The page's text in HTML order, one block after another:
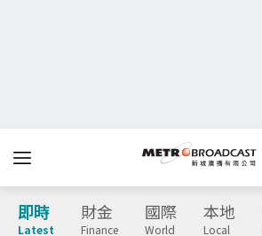
即時
Latest
財金
Finance
國際
World
本地
Local